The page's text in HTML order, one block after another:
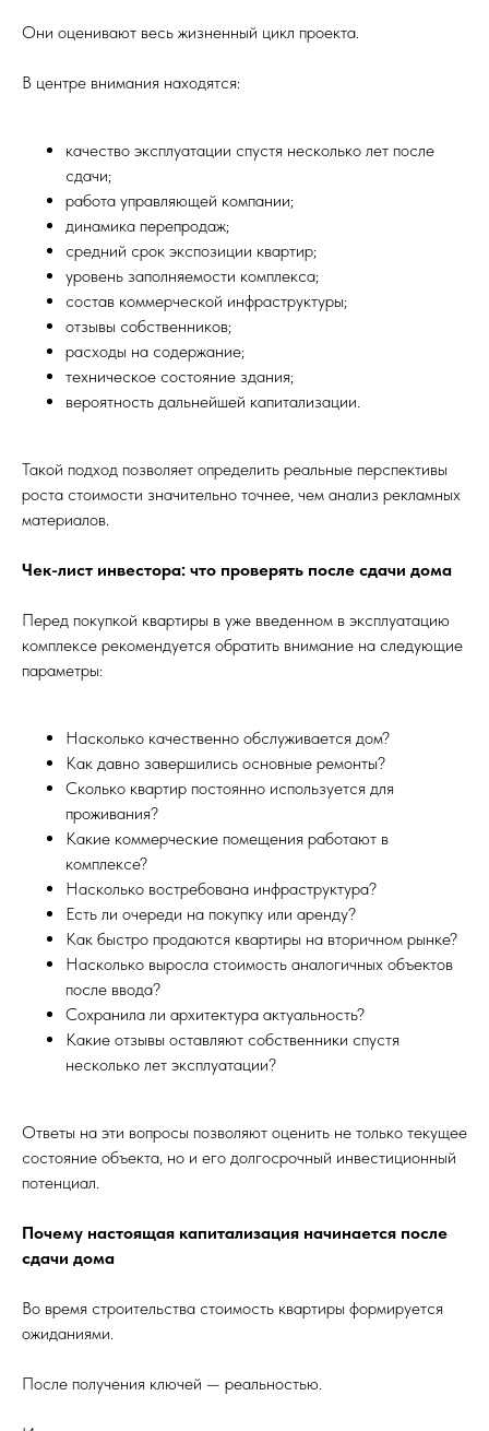
Они оценивают весь жизненный цикл проекта.
В центре внимания находятся:
качество эксплуатации спустя несколько лет после
сдачи;
работа управляющей компании;
динамика перепродаж;
средний срок экспозиции квартир;
уровень заполняемости комплекса;
состав коммерческой инфраструктуры;
отзывы собственников;
расходы на содержание;
техническое состояние здания;
вероятность дальнейшей капитализации.
Такой подход позволяет определить реальные перспективы
роста стоимости значительно точнее, чем анализ рекламных
материалов.
Чек-лист инвестора: что проверять после сдачи дома
Перед покупкой квартиры в уже введенном в эксплуатацию
комплексе рекомендуется обратить внимание на следующие
параметры:
Насколько качественно обслуживается дом?
Как давно завершились основные ремонты?
Сколько квартир постоянно используется для
проживания?
Какие коммерческие помещения работают в
комплексе?
Насколько востребована инфраструктура?
Есть ли очереди на покупку или аренду?
Как быстро продаются квартиры на вторичном рынке?
Насколько выросла стоимость аналогичных объектов
после ввода?
Сохранила ли архитектура актуальность?
Какие отзывы оставляют собственники спустя
несколько лет эксплуатации?
Ответы на эти вопросы позволяют оценить не только текущее
состояние объекта, но и его долгосрочный инвестиционный
потенциал.
Почему настоящая капитализация начинается после
сдачи дома
Во время строительства стоимость квартиры формируется
ожиданиями.
После получения ключей — реальностью.